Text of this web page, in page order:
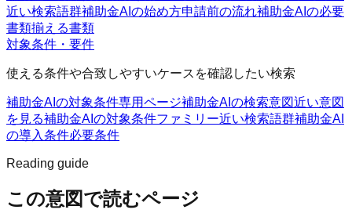
近い検索語群補助金AIの始め方申請前の流れ補助金AIの必要
書類揃える書類
対象条件・要件
使える条件や合致しやすいケースを確認したい検索
補助金AIの対象条件専用ページ補助金AIの検索意図近い意図
を見る補助金AIの対象条件ファミリー近い検索語群補助金AI
の導入条件必要条件
Reading guide
この意図で読むページ